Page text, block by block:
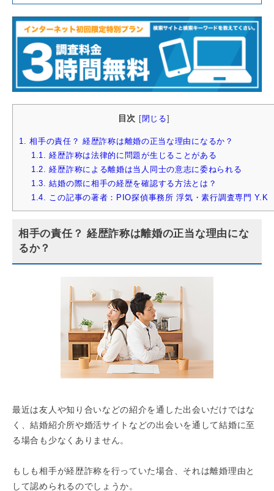
目次 [閉じる]
1. 相手の責任？ 経歴詐称は離婚の正当な理由になるか？
1.1. 経歴詐称は法律的に問題が生じることがある
1.2. 経歴詐称による離婚は当人同士の意志に委ねられる
1.3. 結婚の際に相手の経歴を確認する方法とは？
1.4. この記事の著者：PIO探偵事務所 浮気・素行調査専門 Y.K
相手の責任？ 経歴詐称は離婚の正当な理由にな
るか？
最近は友人や知り合いなどの紹介を通した出会いだけではな
く、結婚紹介所や婚活サイトなどの出会いを通して結婚に至
る場合も少なくありません。
もしも相手が経歴詐称を行っていた場合、それは離婚理由と
して認められるのでしょうか。